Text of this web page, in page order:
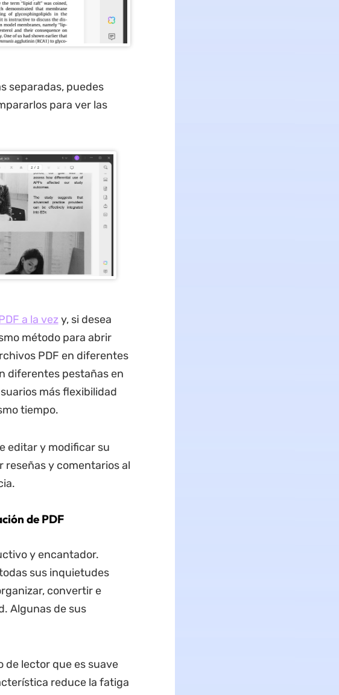
separadas, puedes
para ver las
a la vezy, si desea
método para abrir
PDF en diferentes
diferentes pestañas en
más flexibilidad
tiempo.
editar y modificar su
reseñas y comentarios al
de PDF
y encantador.
sus inquietudes
convertir e
Algunas de sus
de lector que es suave
reduce la fatiga